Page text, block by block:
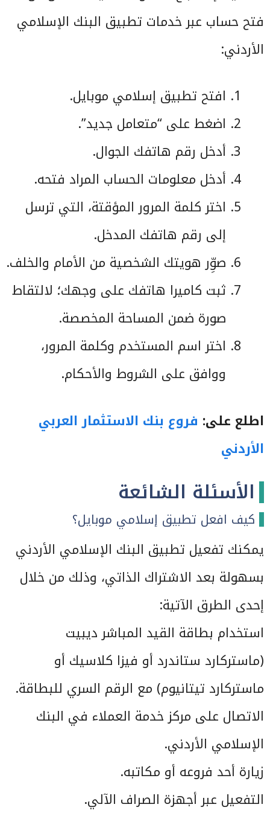
فتح حساب عبر خدمات تطبيق البنك الإسلامي
الأردني:
افتح تطبيق إسلامي موبايل.
اضغط على “متعامل جديد”.
أدخل رقم هاتفك الجوال.
أدخل معلومات الحساب المراد فتحه.
اختر كلمة المرور المؤقتة، التي ترسل
إلى رقم هاتفك المدخل.
صوِّر هويتك الشخصية من الأمام والخلف.
ثبت كاميرا هاتفك على وجهك؛ لالتقاط
صورة ضمن المساحة المخصصة.
اختر اسم المستخدم وكلمة المرور،
ووافق على الشروط والأحكام.
اطلع على: فروع بنك الاستثمار العربي
الأردني
الأسئلة الشائعة
كيف افعل تطبيق إسلامي موبايل؟
يمكنك تفعيل تطبيق البنك الإسلامي الأردني
بسهولة بعد الاشتراك الذاتي، وذلك من خلال
إحدى الطرق الآتية:
استخدام بطاقة القيد المباشر ديبيت
(ماستركارد ستاندرد أو فيزا كلاسيك أو
ماستركارد تيتانيوم) مع الرقم السري للبطاقة.
الاتصال على مركز خدمة العملاء في البنك
الإسلامي الأردني.
زيارة أحد فروعه أو مكاتبه.
التفعيل عبر أجهزة الصراف الآلي.